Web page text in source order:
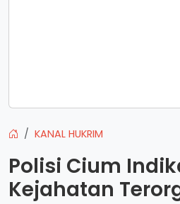
KANAL HUKRIM
Polisi Cium
Kejahatan